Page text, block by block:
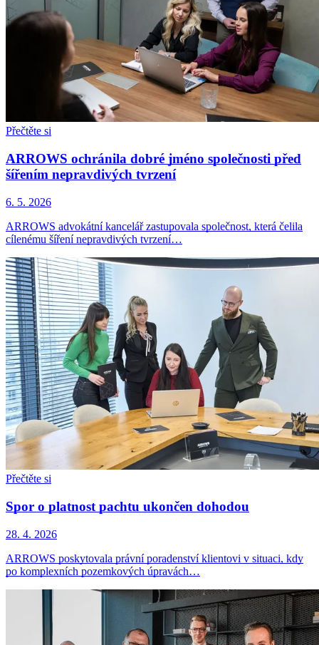
Přečtěte si
ARROWS ochránila dobré jméno společnosti před
šířením nepravdivých tvrzení
6. 5. 2026
ARROWS advokátní kancelář zastupovala společnost, která čelila
cílenému šíření nepravdivých tvrzení…
Přečtěte si
Spor o platnost pachtu ukončen dohodou
28. 4. 2026
ARROWS poskytovala právní poradenství klientovi v situaci, kdy
po komplexních pozemkových úpravách…